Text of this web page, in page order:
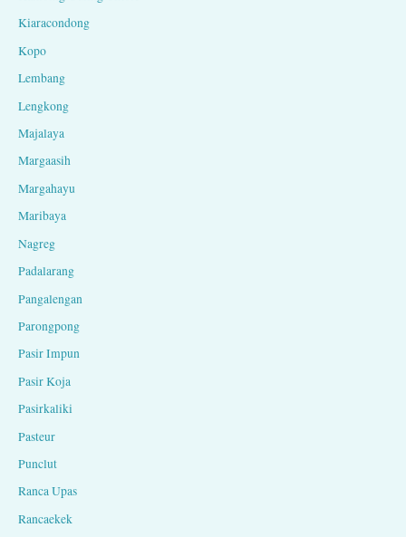
Kiaracondong
Kopo
Lembang
Lengkong
Majalaya
Margaasih
Margahayu
Maribaya
Nagreg
Padalarang
Pangalengan
Parongpong
Pasir Impun
Pasir Koja
Pasirkaliki
Pasteur
Punclut
Ranca Upas
Rancaekek